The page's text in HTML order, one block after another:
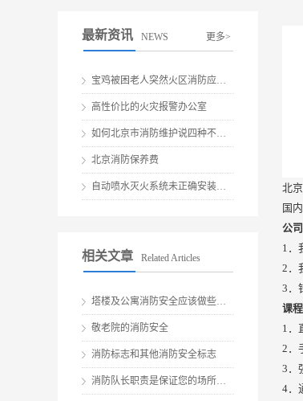
最新资讯 NEWS 更多>
宝鸡被困老人突然火区消防应急救援
高性价比的火灾报警办公室
如何北京市消防维护说四种不要做伤害
北京消防保养费
自动喷水灭火系统未正确安装就会有安全隐患
相关文章 Related Articles
塔楼及公寓消防安全应该做些什么？
敬老院的消防安全
消防标志和其他消防安全标志
消防队长职责是保证您的场所、员工和客户安全的关键
北
国
公
1．
2．
3．
课
1．
2．
3．
4．